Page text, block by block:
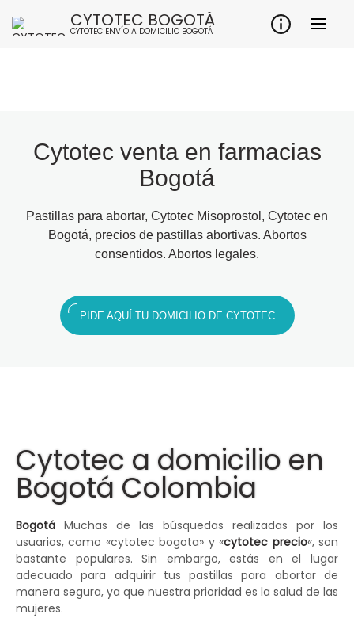
CYTOTEC BOGOTÁ
CYTOTEC ENVÍO A DOMICILIO BOGOTÁ
Cytotec venta en farmacias
Bogotá
Pastillas para abortar, Cytotec Misoprostol, Cytotec en
Bogotá, precios de pastillas abortivas. Abortos
consentidos. Abortos legales.
PIDE AQUÍ TU DOMICILIO DE CYTOTEC
Cytotec a domicilio en
Bogotá Colombia
Bogotá Muchas de las búsquedas realizadas por los
usuarios, como «cytotec bogota» y «cytotec precio«, son
bastante populares. Sin embargo, estás en el lugar
adecuado para adquirir tus pastillas para abortar de
manera segura, ya que nuestra prioridad es la salud de las
mujeres.